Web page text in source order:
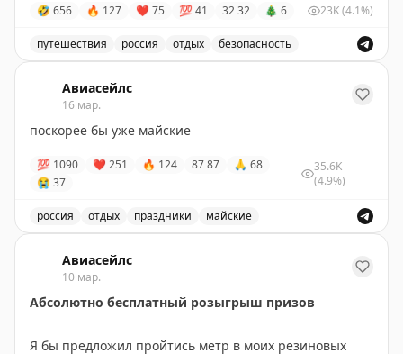
🤣 656 🔥 127 ❤ 75 💯 41 3232 🎄 6 23K(4.1%)
путешествия россия отдых безопасность
Авиасейлс
16 мар.
поскорее бы уже майские
💯 1090 ❤ 251 🔥 124 8787 🙏 68
😭 37
35.6K
(4.9%)
россия отдых праздники майские
Авиасейлс
10 мар.
Абсолютно бесплатный розыгрыш призов
Я бы предложил пройтись метр в моих резиновых